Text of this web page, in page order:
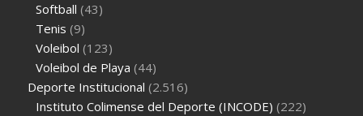
Softball (43)
Tenis (9)
Voleibol (123)
Voleibol de Playa (44)
Deporte Institucional (2.516)
Instituto Colimense del Deporte (INCODE) (222)